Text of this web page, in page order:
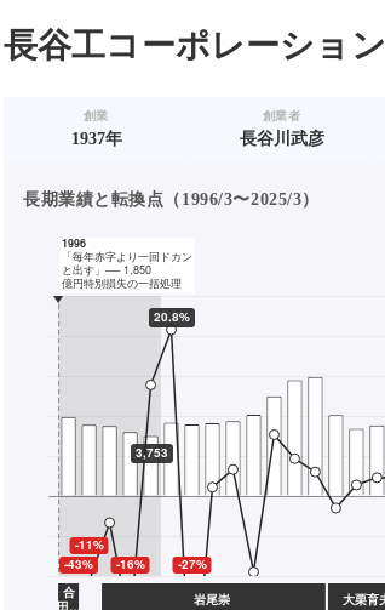
長谷工コーポレーション
創業
1937年
創業者
長谷川武彦
長期業績と転換点（1996/3〜2025/3）